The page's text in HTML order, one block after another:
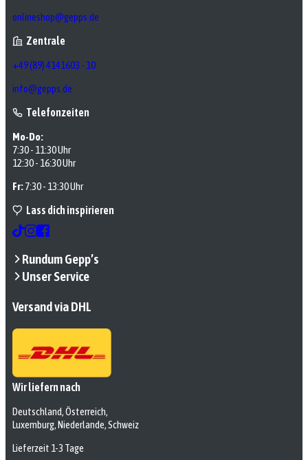
onlineshop@gepps.de
Zentrale
+49 (89) 4141603 - 10
info@gepps.de
Telefonzeiten
Mo-Do:
7:30 - 11:30 Uhr
12:30 - 16:30 Uhr
Fr:7:30 - 13:30 Uhr
Lass dich inspirieren
Rundum Gepp’s
Unser Service
Versand via DHL
Wir liefern nach
Deutschland, Österreich,
Luxemburg, Niederlande, Schweiz
Lieferzeit 1-3 Tage